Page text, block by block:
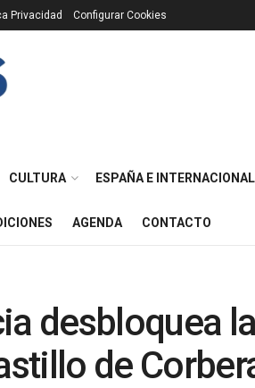
Privacidad Configurar Cookies
CULTURA ESPAÑA E INTERNACIONAL
AGENDA CONTACTO
desbloquea la
de